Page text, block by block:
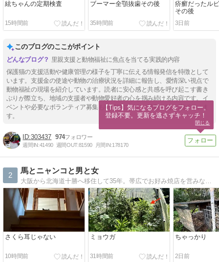
絃ちゃんの定期検査
15時間前
ブーマー全顎抜歯その後
35時間前
疥癬だったル
その後
3日前
このブログのここがポイント
里親支援と動物福祉に焦点を当てる実践的内容
保護猫の支援活動や健康管理の様子を丁寧に伝える情報発信を特徴として
います。支援金の使途や動物の治療状況を詳細に報告し、愛情深い視点で
動物福祉の現場を紹介しています。読者に安心感と共感を呼び起こす書き
ぶりが際立ち、地域の支援者や動物愛好者の心を掴み続ける内容です。イ
ベントや必要なボランティア募集も積極的に伝え、活動の輪を広げていま
す。
303437 974
週間IN:41490 週間OUT:81590 月間IN:178170
2
馬とニャンコと男と女
大阪から北海道十勝へ移住して35年。帯広でお好み焼店を営みながら２頭の馬・3匹のニャンコと共に田舎暮らしやってますねん。
さくら耳じゃない
10時間前
ミョウガ
31時間前
ちゃっかり
2日前
【Tips】気になるブログをフォロー。
登録不要。更新を逃さずキャッチ！
閉じる